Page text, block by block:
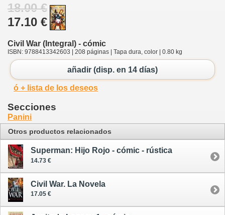
18.00 €
17.10 €
Civil War (Integral) - cómic
ISBN: 9788413342603 | 208 páginas | Tapa dura, color | 0.80 kg
añadir (disp. en 14 días)
ó + lista de los deseos
Secciones
Panini
Otros productos relacionados
Superman: Hijo Rojo - cómic - rústica
14.73 €
Civil War. La Novela
17.05 €